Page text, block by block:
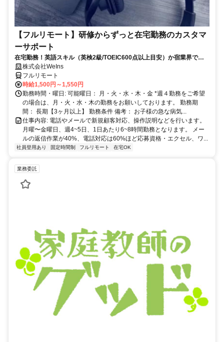
【フルリモート】研修からずっと在宅勤務のカスタマ
ーサポート
在宅勤務！英語スキル（英検2級/TOEIC600点以上目安）か宿業界での
就労経験のいずれか必須★週4〜OK◎
株式会社WeIns
フルリモート
時給1,500円～1,550円
勤務時間・曜日: 可能曜日： 月・火・水・木・金 *週４勤務をご希望
の場合は、月・火・水・木の勤務をお願いしております。 勤務期
間： 長期【3ヶ月以上】 勤務条件 備考： お子様の急な病気...
仕事内容: 電話やメールで新規顧客対応、操作説明などを行います。
月曜〜金曜日、週4~5日、1日あたり6~8時間勤務となります。 メー
ルの返信作業が40%、電話対応は60%ほど応募資格・エクセル、ワ...
社員登用あり 固定時間制 フルリモート 在宅OK
業務委託